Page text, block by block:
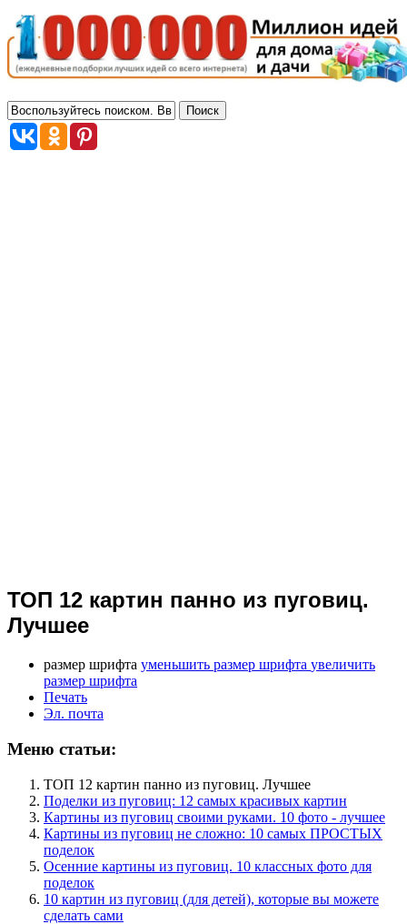
ТОП 12 картин панно из пуговиц.
Лучшее
размер шрифта уменьшить размер шрифта увеличить
размер шрифта
Печать
Эл. почта
Меню статьи:
ТОП 12 картин панно из пуговиц. Лучшее
Поделки из пуговиц: 12 самых красивых картин
Картины из пуговиц своими руками. 10 фото - лучшее
Картины из пуговиц не сложно: 10 самых ПРОСТЫХ
поделок
Осенние картины из пуговиц. 10 классных фото для
поделок
10 картин из пуговиц (для детей), которые вы можете
сделать сами